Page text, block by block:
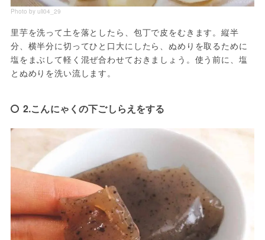
Photo by uli04_29
里芋を洗って土を落としたら、包丁で皮をむきます。縦半
分、横半分に切ってひと口大にしたら、ぬめりを取るために
塩をまぶして軽く混ぜ合わせておきましょう。使う前に、塩
とぬめりを洗い流します。
2.こんにゃくの下ごしらえをする